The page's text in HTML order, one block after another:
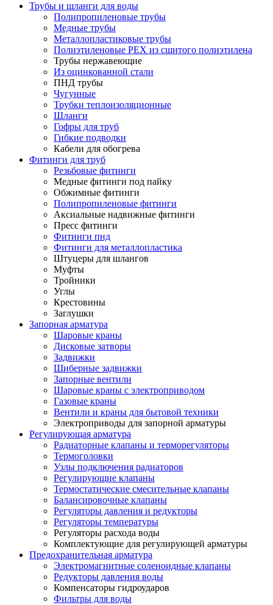
Трубы и шланги для воды
Полипропиленовые трубы
Медные трубы
Металлопластиковые трубы
Полиэтиленовые PEX из сшитого полиэтилена
Трубы нержавеющие
Из оцинкованной стали
ПНД трубы
Чугунные
Трубки теплоизоляционные
Шланги
Гофры для труб
Гибкие подводки
Кабели для обогрева
Фитинги для труб
Резьбовые фитинги
Медные фитинги под пайку
Обжимные фитинги
Полипропиленовые фитинги
Аксиальные надвижные фитинги
Пресс фитинги
Фитинги пнд
Фитинги для металлопластика
Штуцеры для шлангов
Муфты
Тройники
Углы
Крестовины
Заглушки
Запорная арматура
Шаровые краны
Дисковые затворы
Задвижки
Шиберные задвижки
Запорные вентили
Шаровые краны с электроприводом
Газовые краны
Вентили и краны для бытовой техники
Электроприводы для запорной арматуры
Регулирующая арматура
Радиаторные клапаны и терморегуляторы
Термоголовки
Узлы подключения радиаторов
Регулирующие клапаны
Термостатические смесительные клапаны
Балансировочные клапаны
Регуляторы давления и редукторы
Регуляторы температуры
Регуляторы расхода воды
Комплектующие для регулирующей арматуры
Предохранительная арматура
Электромагнитные соленоидные клапаны
Редукторы давления воды
Компенсаторы гидроударов
Фильтры для воды